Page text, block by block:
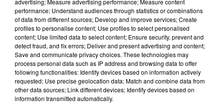
LE MAGASIN JOUÉCLUB DE REIMS FERME
SES PORTES
C'était l'une des institutions du centre-ville
rémois. Le magasin JouéClub est contraint de
fermer ses portes.
TITRES DIFFUSÉS
performance; Understand audiences through statistics or combinations
of data from different sources; Develop and improve services; Create
profiles to personalise content; Use profiles to select personalised
content; Use limited data to select content; Ensure security, prevent and
detect fraud, and fix errors; Deliver and present advertising and content;
Save and communicate privacy choices. These technologies may
process personal data such as IP address and browsing data to offer
following functionalities: Identify devices based on information actively
requested; Use precise geolocation data; Match and combine data from
other data sources; Link different devices; Identify devices based on
information transmitted automatically.